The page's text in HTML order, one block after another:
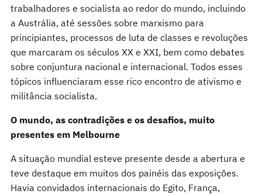
trabalhadores e socialista ao redor do mundo, incluindo
a Austrália, até sessões sobre marxismo para
principiantes, processos de luta de classes e revoluções
que marcaram os séculos XX e XXI, bem como debates
sobre conjuntura nacional e internacional. Todos esses
tópicos influenciaram esse rico encontro de ativismo e
militância socialista.
O mundo, as contradições e os desafios, muito
presentes em Melbourne
A situação mundial esteve presente desde a abertura e
teve destaque em muitos dos painéis das exposições.
Havia convidados internacionais do Egito, França,